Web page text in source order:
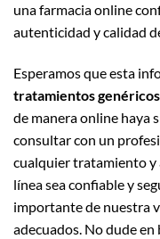
una farmacia online
autenticidad y calidad
Esperamos que esta
tratamientos
de manera online haya
consultar con un
cualquier tratamiento y
línea sea confiable y
importante de nuestra
adecuados. No dude